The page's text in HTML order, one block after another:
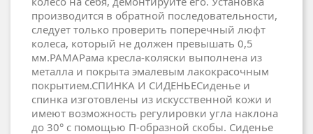
производится в обратной последовательности,
следует только проверить поперечный люфт
колеса, который не должен превышать 0,5
мм.РАМАРама кресла-коляски выполнена из
металла и покрыта эмалевым лакокрасочным
покрытием.СПИНКА И СИДЕНЬЕСиденье и
спинка изготовлены из искусственной кожи и
имеют возможность регулировки угла наклона
до 30° с помощью П-образной скобы. Сиденье